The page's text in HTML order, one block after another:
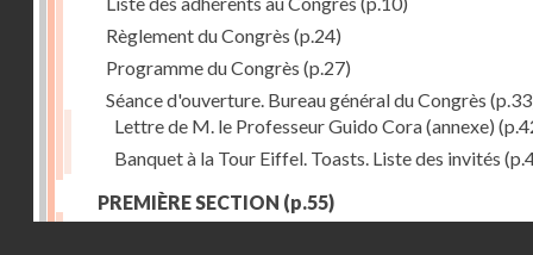
Règlement du Congrès (p.24)
Programme du Congrès (p.27)
Séance d'ouverture. Bureau général du Congrès
Lettre de M. le Professeur Guido Cora (annexe)
Banquet à la Tour Eiffel. Toasts. Liste des invités
PREMIÈRE SECTION (p.55)
Séance du 13 août(p.57)